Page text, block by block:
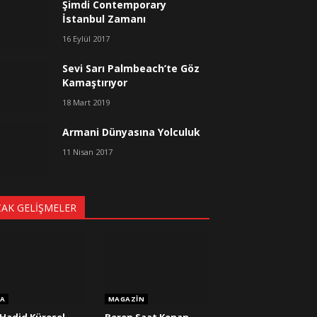
Şimdi Contemporary
İstanbul Zamanı
16 Eylül 2017
Sevi Sarı Palmbeach’te Göz
Kamaştırıyor
18 Mart 2019
Armani Dünyasına Yolculuk
11 Nisan 2017
GELIŞMELER
MAGAZIN